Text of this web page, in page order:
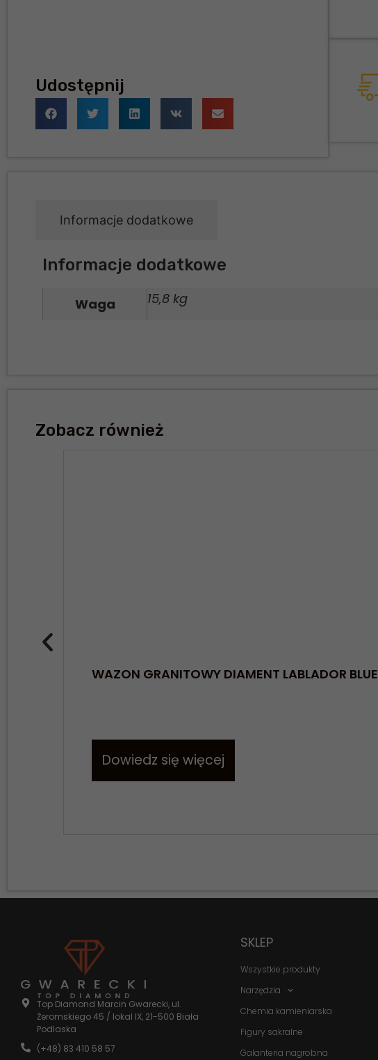
Udostępnij
Informacje dodatkowe
Informacje dodatkowe
Waga 15,8 kg
Zobacz również
WAZON GRANITOWY DIAMENT LABLADOR BLUE
Dowiedz się więcej
Top Diamond Marcin Gwarecki, ul.
Żeromskiego 45 / lokal IX, 21-500 Biała
Podlaska
(+48) 83 410 58 57
SKLEP
Wszystkie produkty
Narzędzia
Chemia kamieniarska
Figury sakralne
Galanteria nagrobna